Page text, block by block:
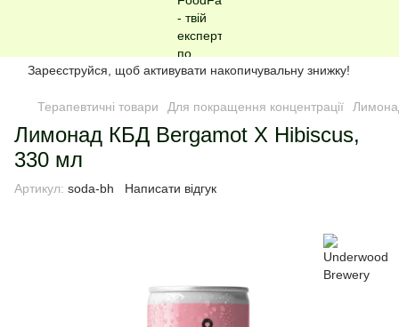
Зареєструйся, щоб активувати накопичувальну знижку!
Терапевтичні товари Для покращення концентрації
Лимонад КБД Bergamot X Hibiscus,
330 мл
Артикул: soda-bh Написати відгук